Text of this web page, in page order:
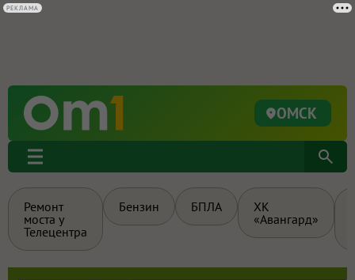
ОМСК
Ремонт
моста у
Телецентра
Бензин БПЛА
ХК
«Авангард»
РЕКЛАМА